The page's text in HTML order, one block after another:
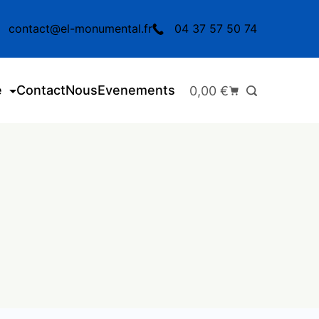
contact@el-monumental.fr 04 37 57 50 74
ContactNousEvenements 0,00 €